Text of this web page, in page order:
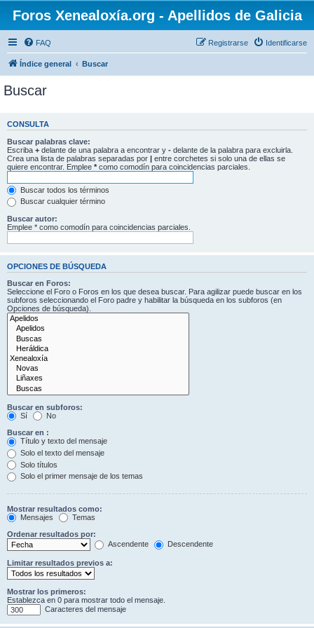
Foros Xenealoxía.org - Apellidos de Galicia
FAQ Identificarse
Registrarse
Índice general Buscar
Buscar
CONSULTA
Buscar palabras clave:
Escriba + delante de una palabra a encontrar y - delante de la palabra para excluirla.
Crea una lista de palabras separadas por | entre corchetes si solo una de ellas se
quiere encontrar. Emplee * como comodín para coincidencias parciales.
Buscar todos los términos
Buscar cualquier término
Buscar autor:
Emplee * como comodín para coincidencias parciales.
OPCIONES DE BÚSQUEDA
Buscar en Foros:
Seleccione el Foro o Foros en los que desea buscar. Para agilizar puede buscar en los
subforos seleccionando el Foro padre y habilitar la búsqueda en los subforos (en
Opciones de búsqueda).
Buscar en subforos:
Sí
No
Buscar en :
Título y texto del mensaje
Solo el texto del mensaje
Solo títulos
Solo el primer mensaje de los temas
Mostrar resultados como:
Mensajes
Temas
Ordenar resultados por:
Ascendente
Descendente
Limitar resultados previos a:
Mostrar los primeros:
Establezca en 0 para mostrar todo el mensaje.
Caracteres del mensaje